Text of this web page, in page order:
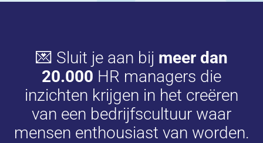
💌 Sluit je aan bij meer dan
20.000 HR managers die
inzichten krijgen in het creëren
van een bedrijfscultuur waar
mensen enthousiast van worden.